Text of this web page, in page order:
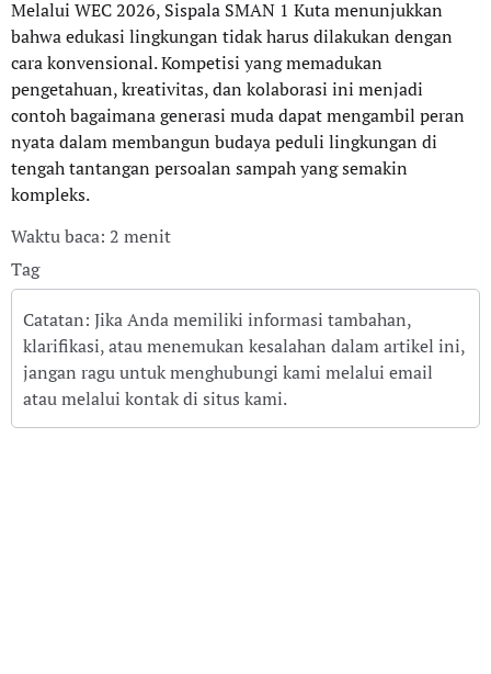
Melalui WEC 2026, Sispala SMAN 1 Kuta menunjukkan
bahwa edukasi lingkungan tidak harus dilakukan dengan
cara konvensional. Kompetisi yang memadukan
pengetahuan, kreativitas, dan kolaborasi ini menjadi
contoh bagaimana generasi muda dapat mengambil peran
nyata dalam membangun budaya peduli lingkungan di
tengah tantangan persoalan sampah yang semakin
kompleks.
Waktu baca: 2 menit
Tag
Catatan: Jika Anda memiliki informasi tambahan,
klarifikasi, atau menemukan kesalahan dalam artikel ini,
jangan ragu untuk menghubungi kami melalui email
atau melalui kontak di situs kami.